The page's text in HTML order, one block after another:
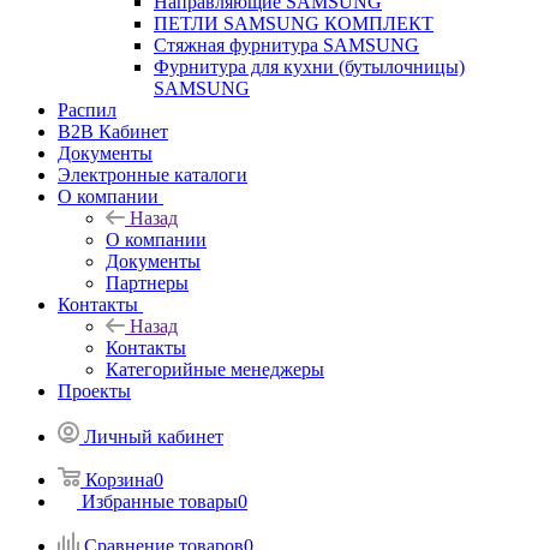
ПЕТЛИ SAMSUNG КОМПЛЕКТ
Стяжная фурнитура SAMSUNG
Фурнитура для кухни (бутылочницы)
SAMSUNG
Распил
B2B Кабинет
Документы
Электронные каталоги
О компании
Назад
О компании
Документы
Партнеры
Контакты
Назад
Контакты
Категорийные менеджеры
Проекты
Личный кабинет
Корзина0
Избранные товары0
Сравнение товаров0